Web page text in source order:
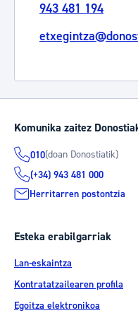
943 481 194
Komunika zaitez
010(doan Donostiatik)
(+34) 943 481 000
Herritarren postontzia
Esteka erabilgarriak
Lan-eskaintza
Kontratatzailearen profila
Egoitza elektronikoa